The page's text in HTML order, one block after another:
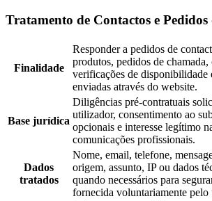
Tratamento de Contactos e Pedidos
Finalidade
Responder a pedidos de
produtos, pedidos de chamada,
verificações de disponibilidade
enviadas através do website.
Base jurídica
Diligências pré-contratuais
utilizador, consentimento ao
opcionais e interesse legítimo
comunicações profissionais.
Dados
tratados
Nome, email, telefone,
origem, assunto, IP ou dados
quando necessários para
fornecida voluntariamente pelo